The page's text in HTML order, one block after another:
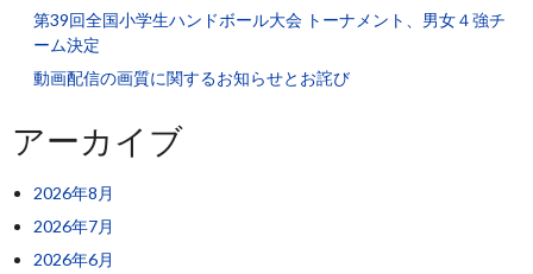
第39回全国小学生ハンドボール大会 トーナメント、男女４強チ
ーム決定
動画配信の画質に関するお知らせとお詫び
アーカイブ
2026年8月
2026年7月
2026年6月